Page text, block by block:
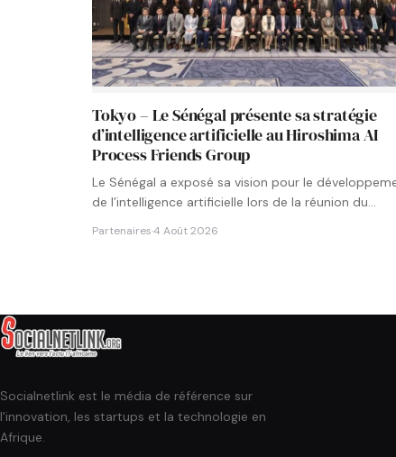
Tokyo – Le Sénégal présente sa stratégie
d’intelligence artificielle au Hiroshima AI
Process Friends Group
Le Sénégal a exposé sa vision pour le
de l’intelligence artificielle lors de la réunion du
Partenaires·4 Août 2026
Socialnetlink est le média de référence sur
l'innovation, les startups et la technologie en
Afrique.